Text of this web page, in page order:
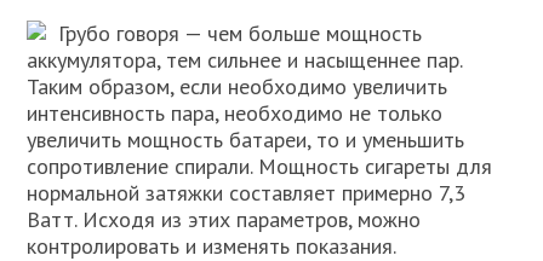
Грубо говоря — чем больше мощность
аккумулятора, тем сильнее и насыщеннее пар.
Таким образом, если необходимо увеличить
интенсивность пара, необходимо не только
увеличить мощность батареи, то и уменьшить
сопротивление спирали. Мощность сигареты для
нормальной затяжки составляет примерно 7,3
Ватт. Исходя из этих параметров, можно
контролировать и изменять показания.